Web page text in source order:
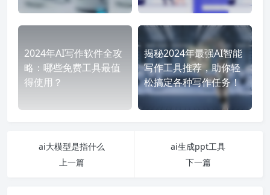
2024年AI写作软件全攻
略：哪些免费工具最值
得使用？
揭秘2024年最强AI智能
写作工具推荐，助你轻
松搞定各种写作任务！
ai大模型是指什么
上一篇
ai生成ppt工具
下一篇